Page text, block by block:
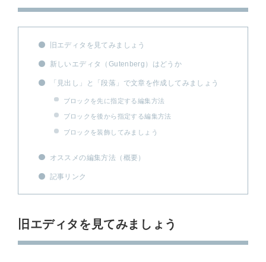
旧エディタを見てみましょう
新しいエディタ（Gutenberg）はどうか
「見出し」と「段落」で文章を作成してみましょう
ブロックを先に指定する編集方法
ブロックを後から指定する編集方法
ブロックを装飾してみましょう
オススメの編集方法（概要）
記事リンク
旧エディタを見てみましょう